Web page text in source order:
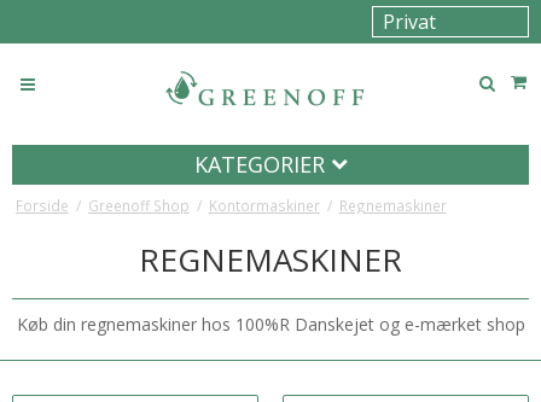
KATEGORIER
Forside / Greenoff Shop / Kontormaskiner / Regnemaskiner
REGNEMASKINER
Køb din regnemaskiner hos 100%R Danskejet og e-mærket shop